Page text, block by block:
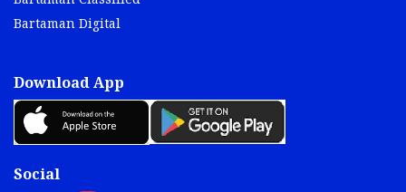
Bartaman Digital
Download App
Social